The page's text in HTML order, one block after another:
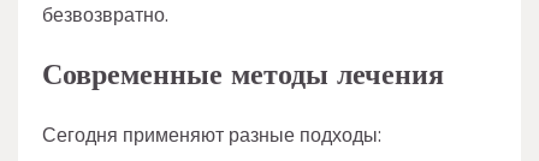
безвозвратно.
Современные методы лечения
Сегодня применяют разные подходы: